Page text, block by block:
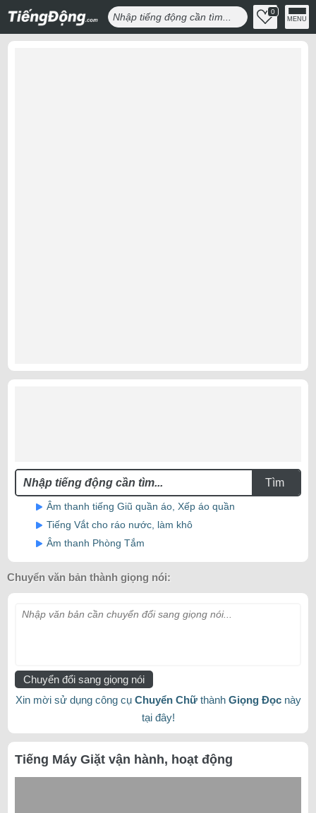
0
MENU
Tìm
Âm thanh tiếng Giũ quần áo, Xếp áo quần
Tiếng Vắt cho ráo nước, làm khô
Âm thanh Phòng Tắm
Chuyển văn bản thành giọng nói:
Nhập văn bản cần chuyển đổi sang giọng nói...
Chuyển đổi sang giọng nói
Xin mời sử dụng công cụ Chuyển Chữthành Giọng Đọcnày
tại đây!
Tiếng Máy Giặt vận hành, hoạt động